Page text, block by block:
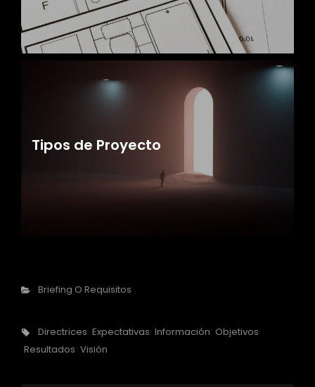
Tipos de Proyecto
Categorías
Briefing O Requisitos
Etiquetas,
Directrices Expectativas Información Objetivos
Resultados Visión